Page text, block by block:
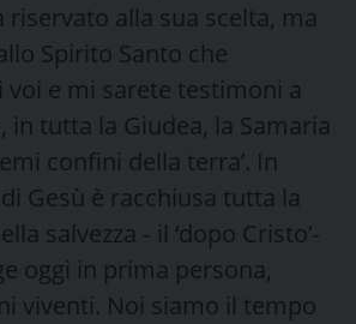
riservato alla sua scelta, ma
Spirito Santo che
voi e mi sa­rete testimoni a
in tutta la Giudea, la Samaria
confini della terra’. In
Gesù è racchiusa tutta la
salvezza ‑ il ‘dopo Cristo’‑
oggi in prima persona,
viventi. Noi siamo il tempo